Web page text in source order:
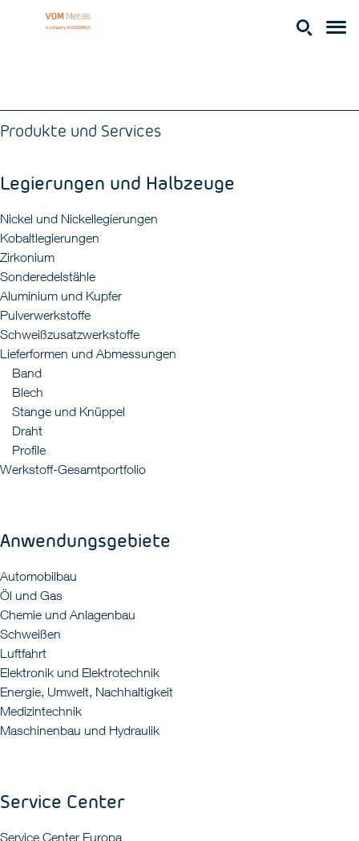
Produkte und Services
Legierungen und Halbzeuge
Nickel und Nickellegierungen
Kobaltlegierungen
Zirkonium
Sonderedelstähle
Aluminium und Kupfer
Pulverwerkstoffe
Schweißzusatzwerkstoffe
Lieferformen und Abmessungen
Band
Blech
Stange und Knüppel
Draht
Profile
Werkstoff-Gesamtportfolio
Anwendungsgebiete
Automobilbau
Öl und Gas
Chemie und Anlagenbau
Schweißen
Luftfahrt
Elektronik und Elektrotechnik
Energie, Umwelt, Nachhaltigkeit
Medizintechnik
Maschinenbau und Hydraulik
Service Center
Service Center Europa